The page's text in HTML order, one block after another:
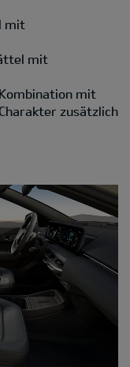
mit
mit
mit
zusätzlich